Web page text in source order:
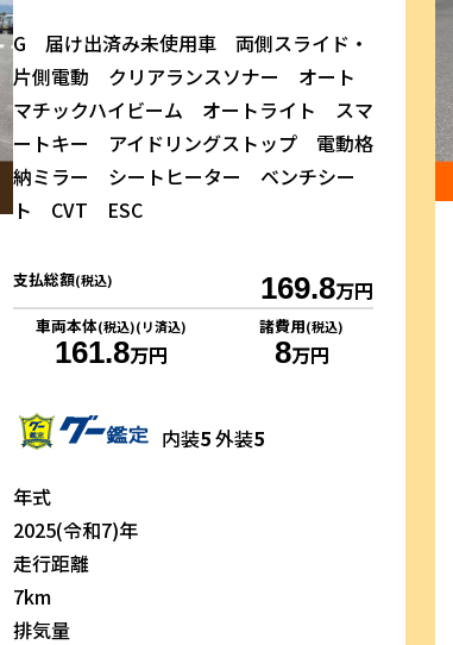
G 届け出済み未使用車 両側スライド・
片側電動 クリアランスソナー オート
マチックハイビーム オートライト スマ
ートキー アイドリングストップ 電動格
納ミラー シートヒーター ベンチシー
ト CVT ESC
支払総額(税込) 169.8万円
車両本体(税込)(リ済込)
161.8万円
諸費用(税込)
8万円
内装5外装5
年式
2025(令和7)年
走行距離
7km
排気量